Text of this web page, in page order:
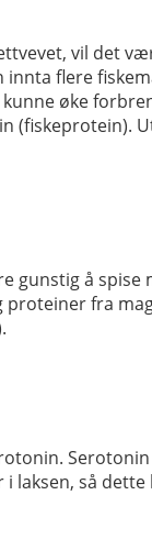
vil det
flere
øke
(fiskeprotein).
gunstig å
fra
laksen, så